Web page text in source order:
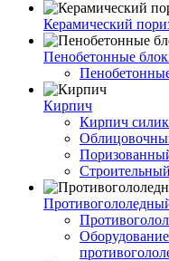
Керамический
Пенобетонные
Кирпич
Кирпич